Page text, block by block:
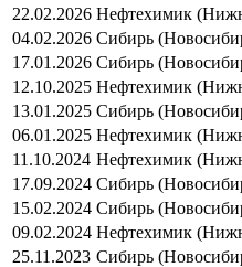
22.02.2026 Нефтехимик
04.02.2026 Сибирь
17.01.2026 Сибирь
12.10.2025 Нефтехимик
13.01.2025 Сибирь
06.01.2025 Нефтехимик
11.10.2024 Нефтехимик
17.09.2024 Сибирь
15.02.2024 Сибирь
09.02.2024 Нефтехимик
25.11.2023 Сибирь